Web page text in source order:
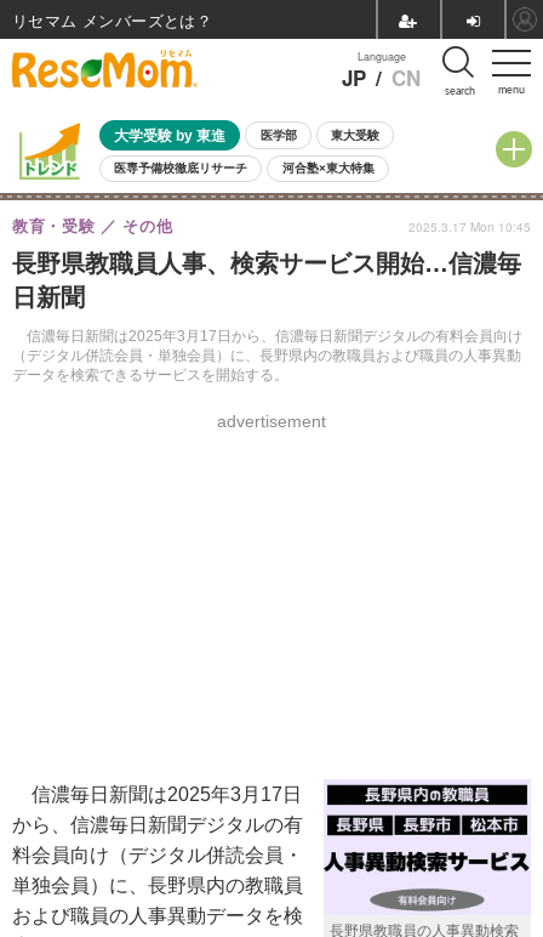
menu
Language
JP / CN search
大学受験 by 東進 医学部 東大受験
医専予備校徹底リサーチ 河合塾×東大特集
親子で考える大学選び 高校受験 中学受験 小学校受験
共通テスト 夏休み
8月開催イベント・WS 全国公立高校 過去問 人気記事
自由研究教材（小学生向け）
長野県教職員人事、検索サービス開始…信濃毎
日新聞
信濃毎日新聞は2025年3月17日から、信濃毎日新聞デジタルの有料会員向け
（デジタル併読会員・単独会員）に、長野県内の教職員および職員の人事異動
データを検索できるサービスを開始する。
教育・受験 その他
advertisement
2025.3.17 Mon 10:45
長野県教職員の人事異動検索
信濃毎日新聞は2025年3月17日
から、信濃毎日新聞デジタルの有
料会員向け（デジタル併読会員・
単独会員）に、長野県内の教職員
および職員の人事異動データを検
リセマム メンバーズ